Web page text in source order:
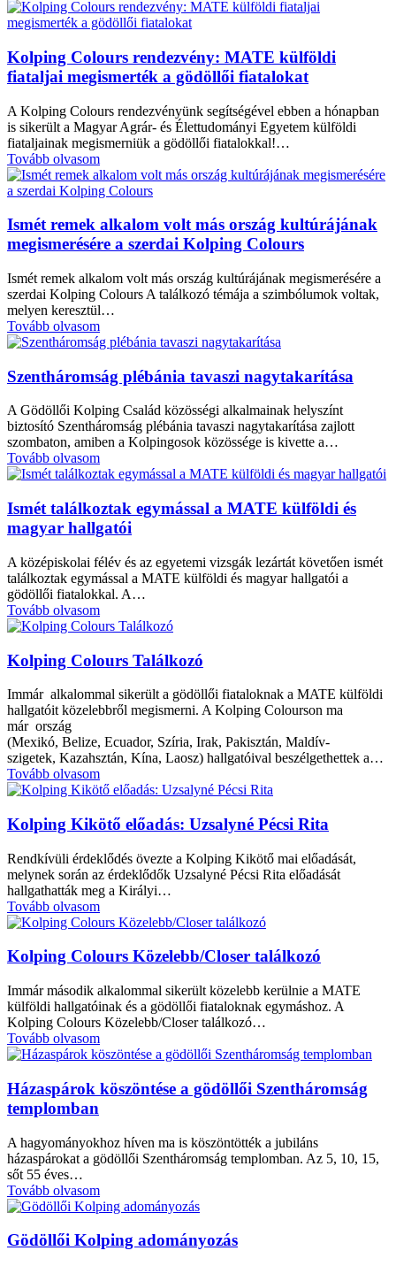
Kolping Colours rendezvény: MATE külföldi
fiataljai megismerték a gödöllői fiatalokat
A Kolping Colours rendezvényünk segítségével ebben a hónapban
is sikerült a Magyar Agrár- és Élettudományi Egyetem külföldi
fiataljainak megismerniük a gödöllői fiatalokkal!…
Tovább olvasom
Ismét remek alkalom volt más ország kultúrájának
megismerésére a szerdai Kolping Colours
Ismét remek alkalom volt más ország kultúrájának megismerésére a
szerdai Kolping Colours A találkozó témája a szimbólumok voltak,
melyen keresztül…
Tovább olvasom
Szentháromság plébánia tavaszi nagytakarítása
A Gödöllői Kolping Család közösségi alkalmainak helyszínt
biztosító Szentháromság plébánia tavaszi nagytakarítása zajlott
szombaton, amiben a Kolpingosok közössége is kivette a…
Tovább olvasom
Ismét találkoztak egymással a MATE külföldi és
magyar hallgatói
A középiskolai félév és az egyetemi vizsgák lezártát követően ismét
találkoztak egymással a MATE külföldi és magyar hallgatói a
gödöllői fiatalokkal. A…
Tovább olvasom
Kolping Colours Találkozó
Immár alkalommal sikerült a gödöllői fiataloknak a MATE külföldi
hallgatóit közelebbről megismerni. A Kolping Colourson ma
már ország
(Mexikó, Belize, Ecuador, Szíria, Irak, Pakisztán, Maldív-
szigetek, Kazahsztán, Kína, Laosz) hallgatóival beszélgethettek a…
Tovább olvasom
Kolping Kikötő előadás: Uzsalyné Pécsi Rita
Rendkívüli érdeklődés övezte a Kolping Kikötő mai előadását,
melynek során az érdeklődők Uzsalyné Pécsi Rita előadását
hallgathatták meg a Királyi…
Tovább olvasom
Kolping Colours Közelebb/Closer találkozó
Immár második alkalommal sikerült közelebb kerülnie a MATE
külföldi hallgatóinak és a gödöllői fiataloknak egymáshoz. A
Kolping Colours Közelebb/Closer találkozó…
Tovább olvasom
Házaspárok köszöntése a gödöllői Szentháromság
templomban
A hagyományokhoz híven ma is köszöntötték a jubiláns
házaspárokat a gödöllői Szentháromság templomban. Az 5, 10, 15,
sőt 55 éves…
Tovább olvasom
Gödöllői Kolping adományozás